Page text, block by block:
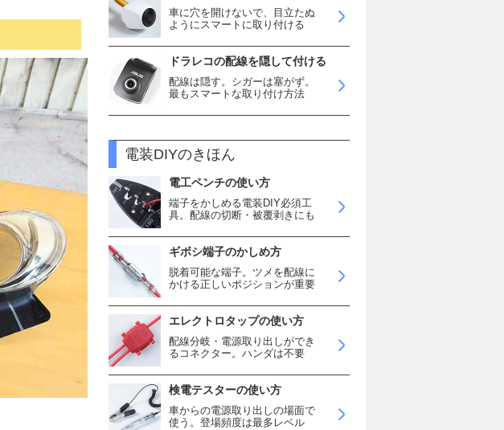
車に穴を開けないで、目立たぬ
ようにスマートに取り付ける
ドラレコの配線を隠して付ける
配線は隠す。シガーは塞がず。
最もスマートな取り付け方法
電装DIYのきほん
電工ペンチの使い方
端子をかしめる電装DIY必須工
具。配線の切断・被覆剥きにも
ギボシ端子のかしめ方
脱着可能な端子。ツメを配線に
かける正しいポジションが重要
エレクトロタップの使い方
配線分岐・電源取り出しができ
るコネクター。ハンダは不要
検電テスターの使い方
車からの電源取り出しの場面で
使う。登場頻度は最多レベル